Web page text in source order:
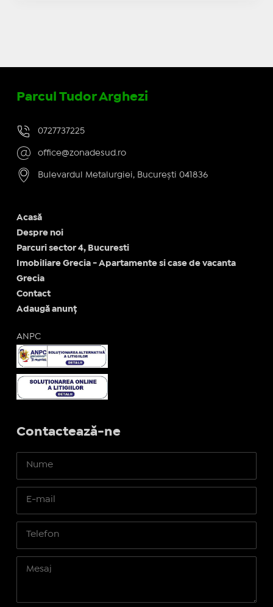
Parcul Tudor Arghezi
0727737225
office@zonadesud.ro
Bulevardul Metalurgiei, București 041836
Acasă
Despre noi
Parcuri sector 4, Bucuresti
Imobiliare Grecia - Apartamente si case de vacanta
Grecia
Contact
Adaugă anunț
ANPC
Contactează-ne